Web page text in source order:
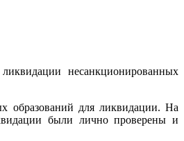
несанкционированных
образований для ликвидации. На
были лично проверены и